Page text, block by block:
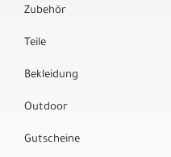
Zubehör
Teile
Bekleidung
Outdoor
Gutscheine